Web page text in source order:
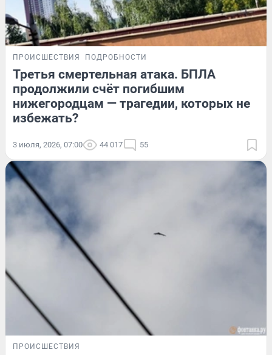
ПРОИСШЕСТВИЯ ПОДРОБНОСТИ
Третья смертельная атака. БПЛА
продолжили счёт погибшим
нижегородцам — трагедии, которых не
избежать?
3 июля, 2026, 07:00 44 017 55
ПРОИСШЕСТВИЯ